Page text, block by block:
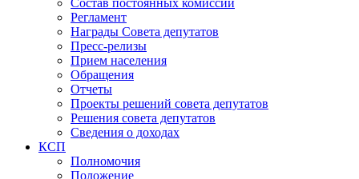
Состав постоянных комиссий
Регламент
Награды Совета депутатов
Пресс-релизы
Прием населения
Обращения
Отчеты
Проекты решений совета депутатов
Решения совета депутатов
Сведения о доходах
КСП
Полномочия
Положение